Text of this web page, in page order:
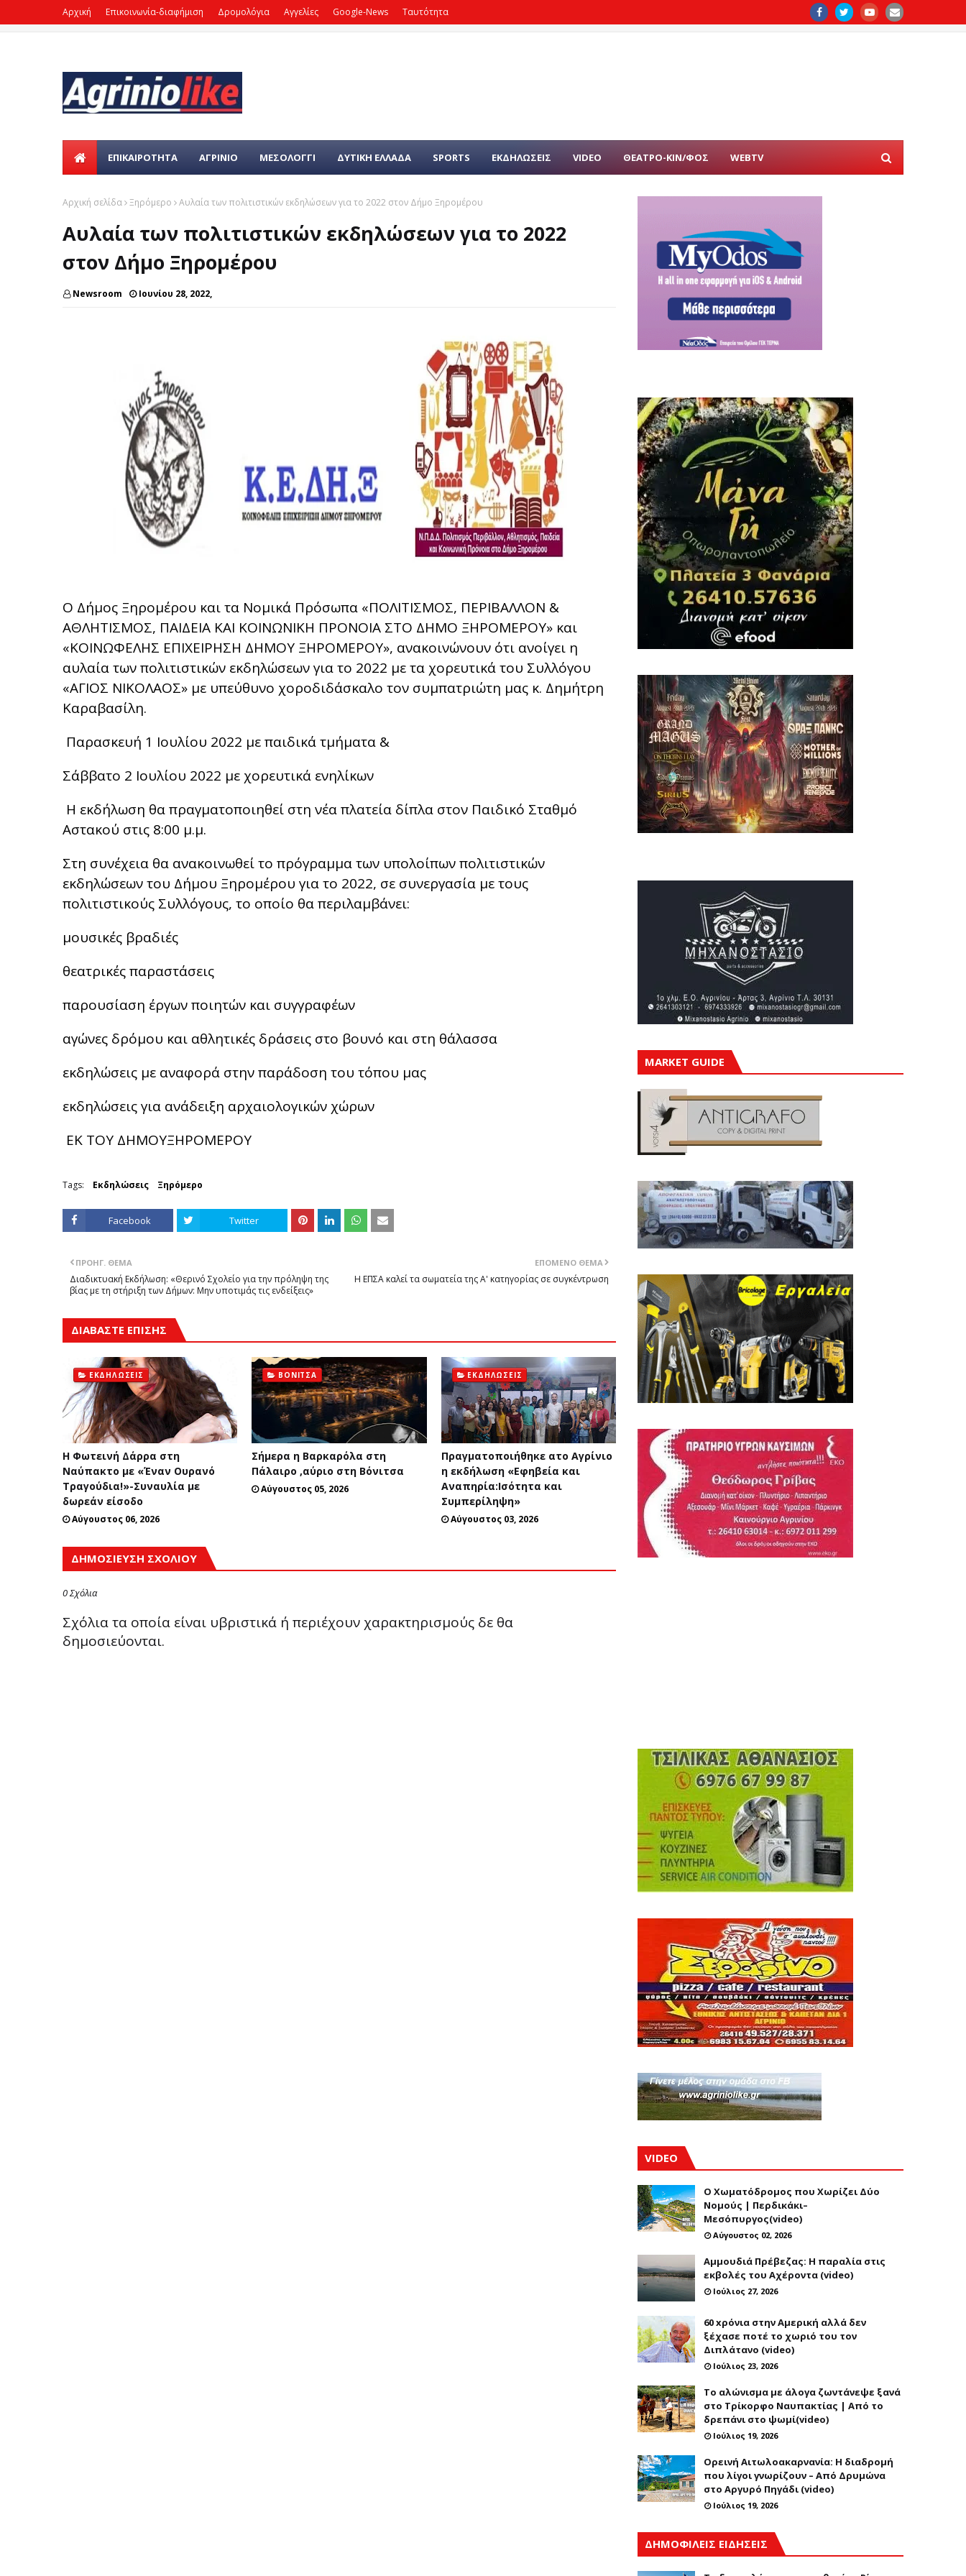
Αρχική Επικοινωνία-διαφήμιση Δρομολόγια Αγγελίες Google-News Ταυτότητα
ΕΠΙΚΑΙΡΌΤΗΤΑ ΑΓΡΙΝΙΟ ΜΕΣΟΛΟΓΓΙ ΔΥΤΙΚΗ ΕΛΛΑΔΑ SPORTS ΕΚΔΗΛΩΣΕΙΣ VIDEO ΘΕΑΤΡΟ-ΚΙΝ/ΦΟΣ WEBTV
Αρχική σελίδα Ξηρόμερο Αυλαία των πολιτιστικών εκδηλώσεων για το 2022 στον Δήμο Ξηρομέρου
Αυλαία των πολιτιστικών εκδηλώσεων για το 2022
στον Δήμο Ξηρομέρου
Newsroom Ιουνίου 28, 2022,
Ο Δήμος Ξηρομέρου και τα Νομικά Πρόσωπα «ΠΟΛΙΤΙΣΜΟΣ, ΠΕΡΙΒΑΛΛΟΝ &
ΑΘΛΗΤΙΣΜΟΣ, ΠΑΙΔΕΙΑ ΚΑΙ ΚΟΙΝΩΝΙΚΗ ΠΡΟΝΟΙΑ ΣΤΟ ΔΗΜΟ ΞΗΡΟΜΕΡΟΥ» και
«ΚΟΙΝΩΦΕΛΗΣ ΕΠΙΧΕΙΡΗΣΗ ΔΗΜΟΥ ΞΗΡΟΜΕΡΟΥ», ανακοινώνουν ότι ανοίγει η
αυλαία των πολιτιστικών εκδηλώσεων για το 2022 με τα χορευτικά του Συλλόγου
«ΑΓΙΟΣ ΝΙΚΟΛΑΟΣ» με υπεύθυνο χοροδιδάσκαλο τον συμπατριώτη μας κ. Δημήτρη
Καραβασίλη.
Παρασκευή 1 Ιουλίου 2022 με παιδικά τμήματα &
Σάββατο 2 Ιουλίου 2022 με χορευτικά ενηλίκων
Η εκδήλωση θα πραγματοποιηθεί στη νέα πλατεία δίπλα στον Παιδικό Σταθμό
Αστακού στις 8:00 μ.μ.
Στη συνέχεια θα ανακοινωθεί το πρόγραμμα των υπολοίπων πολιτιστικών
εκδηλώσεων του Δήμου Ξηρομέρου για το 2022, σε συνεργασία με τους
πολιτιστικούς Συλλόγους, το οποίο θα περιλαμβάνει:
μουσικές βραδιές
θεατρικές παραστάσεις
παρουσίαση έργων ποιητών και συγγραφέων
αγώνες δρόμου και αθλητικές δράσεις στο βουνό και στη θάλασσα
εκδηλώσεις με αναφορά στην παράδοση του τόπου μας
εκδηλώσεις για ανάδειξη αρχαιολογικών χώρων
ΕΚ ΤΟΥ ΔΗΜΟΥΞΗΡΟΜΕΡΟΥ
Tags: Εκδηλώσεις Ξηρόμερο
Facebook Twitter
ΕΠΌΜΕΝΟ ΘΈΜΑ
Η ΕΠΣΑ καλεί τα σωματεία της Α' κατηγορίας σε συγκέντρωση
ΠΡΟΗΓ. ΘΈΜΑ
Διαδικτυακή Εκδήλωση: «Θερινό Σχολείο για την πρόληψη της
βίας με τη στήριξη των Δήμων: Μην υποτιμάς τις ενδείξεις»
ΔΙΑΒΑΣΤΕ ΕΠΙΣΗΣ
ΕΚΔΗΛΏΣΕΙΣ
Η Φωτεινή Δάρρα στη
Ναύπακτο με «Έναν Ουρανό
Τραγούδια!»-Συναυλία με
δωρεάν είσοδο
Αύγουστος 06, 2026
ΒΌΝΙΤΣΑ
Σήμερα η Βαρκαρόλα στη
Πάλαιρο ,αύριο στη Βόνιτσα
Αύγουστος 05, 2026
ΕΚΔΗΛΏΣΕΙΣ
Πραγματοποιήθηκε ατο Αγρίνιο
η εκδήλωση «Εφηβεία και
Αναπηρία:Ισότητα και
Συμπερίληψη»
Αύγουστος 03, 2026
ΔΗΜΟΣΊΕΥΣΗ ΣΧΟΛΊΟΥ
0 Σχόλια
Σχόλια τα οποία είναι υβριστικά ή περιέχουν χαρακτηρισμούς δε θα
δημοσιεύονται.
MARKET GUIDE
VIDEO
Ο Χωματόδρομος που Χωρίζει Δύο
Νομούς | Περδικάκι–
Μεσόπυργος(video)
Αύγουστος 02, 2026
Αμμουδιά Πρέβεζας: Η παραλία στις
εκβολές του Αχέροντα (video)
Ιούλιος 27, 2026
60 xρόνια στην Αμερική αλλά δεν
ξέχασε ποτέ το χωριό του τον
Διπλάτανο (video)
Ιούλιος 23, 2026
Το αλώνισμα με άλογα ζωντάνεψε ξανά
στο Τρίκορφο Ναυπακτίας | Από το
δρεπάνι στο ψωμί(video)
Ιούλιος 19, 2026
Ορεινή Αιτωλοακαρνανία: Η διαδρομή
που λίγοι γνωρίζουν – Από Δρυμώνα
στο Αργυρό Πηγάδι (video)
Ιούλιος 19, 2026
ΔΗΜΟΦΙΛΕΙΣ ΕΙΔΗΣΕΙΣ